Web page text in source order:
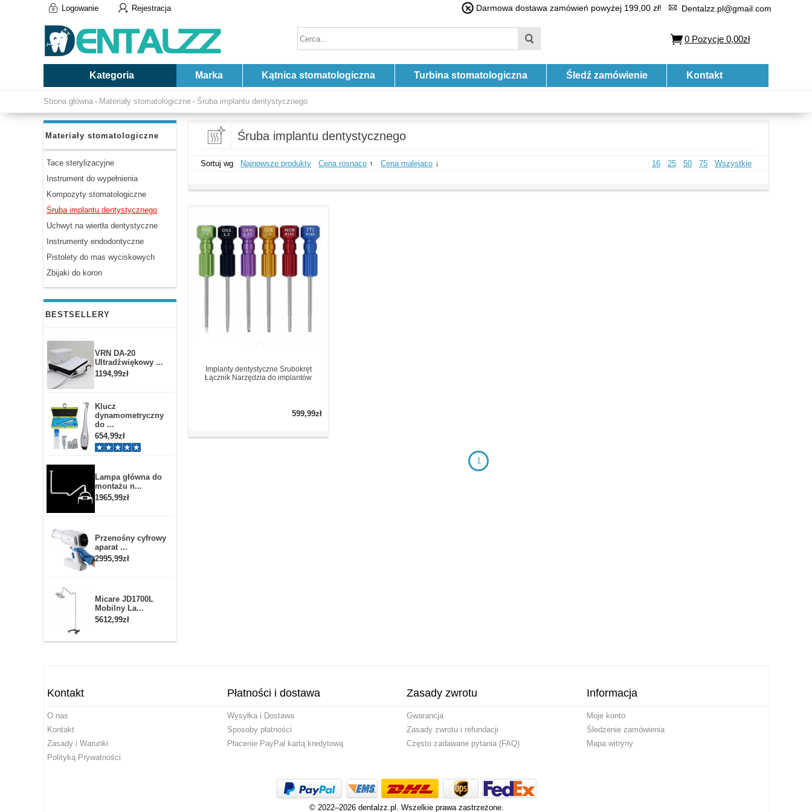
Logowanie Rejestracja Darmowa dostawa zamówień powyżej 199,00 zł! Dentalzz.pl@gmail.com
0 Pozycje 0,00zł
Kategoria Marka Kątnica stomatologiczna Turbina stomatologiczna Śledź zamówienie Kontakt
Strona główna - Materiały stomatologiczne - Śruba implantu dentystycznego
Materiały stomatologiczne
Tace sterylizacyjne
Instrument do wypełnienia
Kompozyty stomatologiczne
Śruba implantu dentystycznego
Uchwyt na wiertła dentystyczne
Instrumenty endodontyczne
Pistolety do mas wyciskowych
Zbijaki do koron
BESTSELLERY
VRN DA-20
Ultradźwiękowy ...
1194,99zł
Klucz
dynamometryczny
do ...
654,99zł
Lampa główna do
montażu n...
1965,99zł
Przenośny cyfrowy
aparat ...
2995,99zł
Micare JD1700L
Mobilny La...
5612,99zł
Śruba implantu dentystycznego
16 25 50 75 Wszystkie
Sortuj wg Najnowsze produkty Cena rosnaco ↑ Cena malejaco ↓
Implanty dentystyczne Śrubokręt
Łącznik Narzędzia do implantów
599,99zł
1
Kontakt
O nas
Kontakt
Zasady i Warunki
Polityką Prywatności
Płatności i dostawa
Wysyłka i Dostawa
Sposoby płatności
Płacenie PayPal kartą kredytową
Zasady zwrotu
Gwarancja
Zasady zwrotu i refundacji
Często zadawane pytania (FAQ)
Informacja
Moje konto
Śledzenie zamówienia
Mapa witryny
© 2022–2026 dentalzz.pl. Wszelkie prawa zastrzeżone.